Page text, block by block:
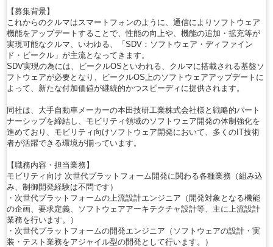
【募集背景】
これからのクルマはスマートフォンのように、通信によりソフトウェア
機能をアップデートすることで、性能の向上や、機能の追加・拡充等が
実現可能なクルマ、いわゆる、「SDV：ソフトウェア・ディファイン
ド・ビークル」が主流となってきます。
SDV実現の為には、ビークルOSといわれる、クルマに搭載される基盤ソ
フトウェアが必要となり、ビークルOS上のソフトウェアアップデートに
よって、新たな付加価値が継続的かつスピーディに提供されます。
同社は、大手自動車メーカーの本田技研工業株式会社様と戦略的パート
ナーシップを締結し、モビリティ領域のソフトウェア開発の体制強化を
進めており、モビリティ向けソフトウェア開発において、多くのIT技術
者が活躍できる環境が揃っています。
【職務内容・担当業務】
モビリティ向け 次世代プラットフォーム開発に関わる各種業務（組み込
み、制御開発経験は不問です）
・次世代プラットフォームの上流設計エンジニア（開発対象となる機能
の企画、要求定義、ソフトウェアアーキテクチャ設計等、主に上流設計
業務を行います。）
・次世代プラットフォームの開発エンジニア（ソフトウェアの設計・実
装・テスト業務をアジャイル型の開発として行います。）